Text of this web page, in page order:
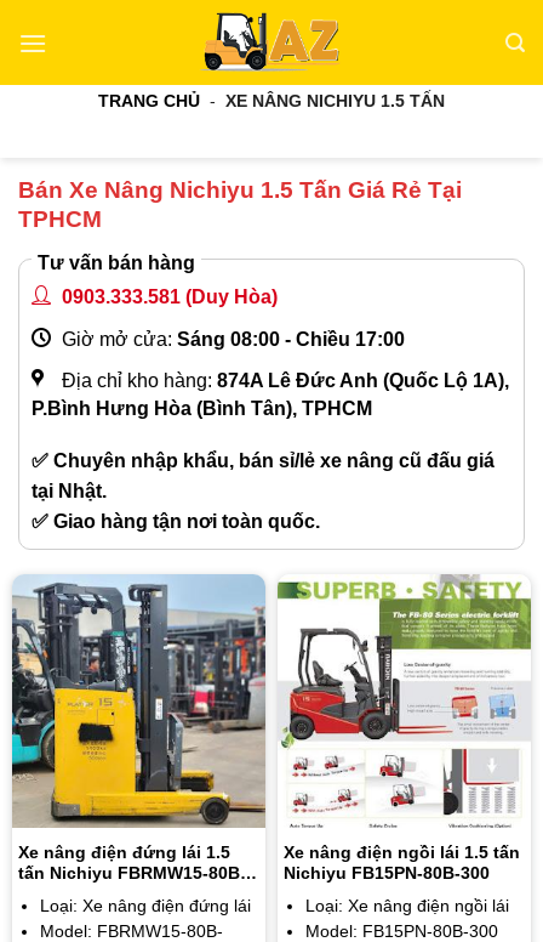
qua
TRANG CHỦ - XE NÂNG NICHIYU 1.5 TẤN
Bán Xe Nâng Nichiyu 1.5 Tấn Giá Rẻ Tại
TPHCM
Tư vấn bán hàng
0903.333.581 (Duy Hòa)
Giờ mở cửa: Sáng 08:00 - Chiều 17:00
Địa chỉ kho hàng: 874A Lê Đức Anh (Quốc Lộ 1A),
P.Bình Hưng Hòa (Bình Tân), TPHCM
✅ Chuyên nhập khẩu, bán sỉ/lẻ xe nâng cũ đấu giá
tại Nhật.
✅ Giao hàng tận nơi toàn quốc.
Xe nâng điện đứng lái 1.5
tấn Nichiyu FBRMW15-80B-
Loại: Xe nâng điện đứng lái
Model: FBRMW15-80B-
Xe nâng điện ngồi lái 1.5 tấn
Nichiyu FB15PN-80B-300
Loại: Xe nâng điện ngồi lái
Model: FB15PN-80B-300